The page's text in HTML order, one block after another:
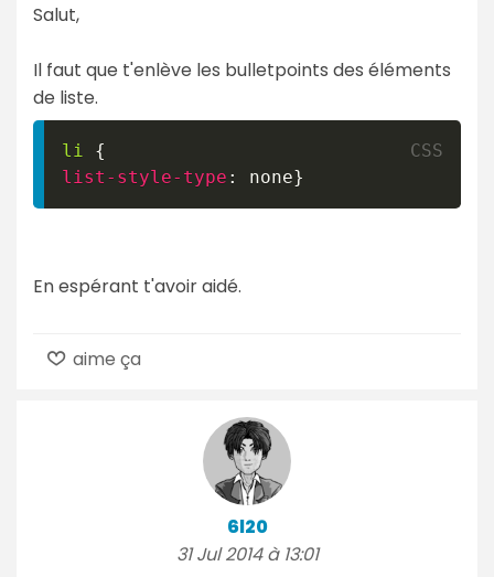
Salut,
Il faut que t'enlève les bulletpoints des éléments
de liste.
li
{
list-style-type : none}
En espérant t'avoir aidé.
aime ça
6l20
31 Jul 2014 à 13:01